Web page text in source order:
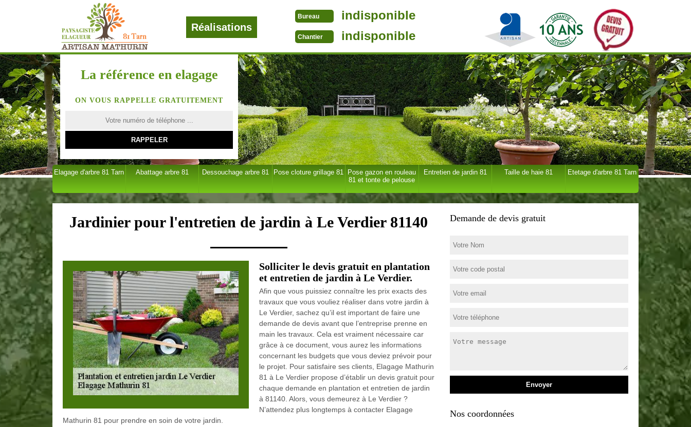
Réalisations
Bureau indisponible
Chantier indisponible
La référence en elagage
ON VOUS RAPPELLE GRATUITEMENT
Elagage d'arbre 81 Tarn Abattage arbre 81 Dessouchage arbre 81 Pose cloture grillage 81
Pose gazon en rouleau
81 et tonte de pelouse
Entretien de jardin 81 Taille de haie 81 Etetage d'arbre 81 Tarn
Jardinier pour l'entretien de jardin à Le Verdier 81140
Solliciter le devis gratuit en plantation
et entretien de jardin à Le Verdier.
Afin que vous puissiez connaître les prix exacts des
travaux que vous vouliez réaliser dans votre jardin à
Le Verdier, sachez qu’il est important de faire une
demande de devis avant que l’entreprise prenne en
main les travaux. Cela est vraiment nécessaire car
grâce à ce document, vous aurez les informations
concernant les budgets que vous deviez prévoir pour
le projet. Pour satisfaire ses clients, Elagage Mathurin
81 à Le Verdier propose d’établir un devis gratuit pour
chaque demande en plantation et entretien de jardin
à 81140. Alors, vous demeurez à Le Verdier ?
N’attendez plus longtemps à contacter Elagage
Mathurin 81 pour prendre en soin de votre jardin.
Demande de devis gratuit
Nos coordonnées